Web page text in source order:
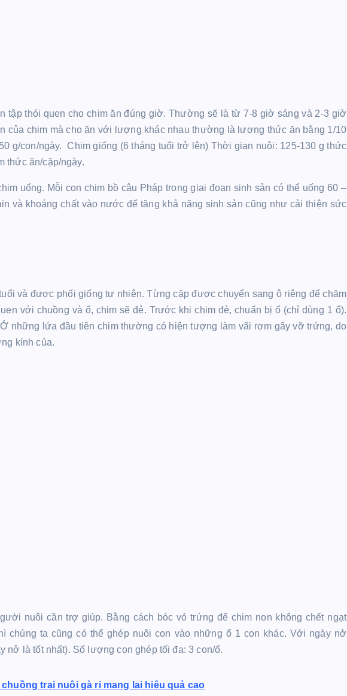
tập thói quen cho chim ăn đúng giờ. Thường sẽ là từ 7-8 giờ sáng và 2-3 giờ
của chim mà cho ăn với lượng khác nhau thường là lượng thức ăn bằng 1/10
g/con/ngày. Chim giống (6 tháng tuổi trở lên) Thời gian nuôi: 125-130 g thức
thức ăn/cặp/ngày.
uống. Mỗi con chim bồ câu Pháp trong giai đoạn sinh sản có thể uống 60 –
và khoáng chất vào nước để tăng khả năng sinh sản cũng như cải thiện sức
và được phối giống tự nhiên. Từng cặp được chuyển sang ô riêng để chăm
với chuồng và ổ, chim sẽ đẻ. Trước khi chim đẻ, chuẩn bị ổ (chỉ dùng 1 ổ).
những lứa đầu tiên chim thường có hiện tượng làm vãi rơm gây vỡ trứng, do
kính của.
nuôi cần trợ giúp. Bằng cách bóc vỏ trứng để chim non không chết ngạt
chúng ta cũng có thể ghép nuôi con vào những ổ 1 con khác. Với ngày nở
nở là tốt nhất). Số lượng con ghép tối đa: 3 con/ổ.
trại nuôi gà ri mang lại hiệu quả cao